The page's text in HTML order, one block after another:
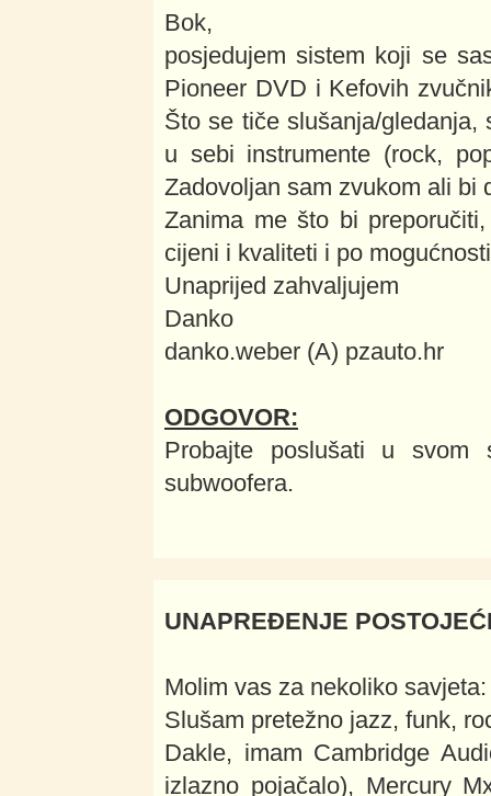
Bok,
posjedujem sistem koji se
Pioneer DVD i Kefovih
Što se tiče slušanja/
u sebi instrumente (rock,
Zadovoljan sam zvukom ali bi
Zanima me što bi
cijeni i kvaliteti i po
Unaprijed zahvaljujem
Danko
danko.weber (A) pzauto.hr
ODGOVOR:
Probajte poslušati u svom
subwoofera.
UNAPREĐENJE
Molim vas za nekoliko savjeta:
Slušam pretežno jazz, funk,
Dakle, imam Cambridge
izlazno pojačalo), Mercury